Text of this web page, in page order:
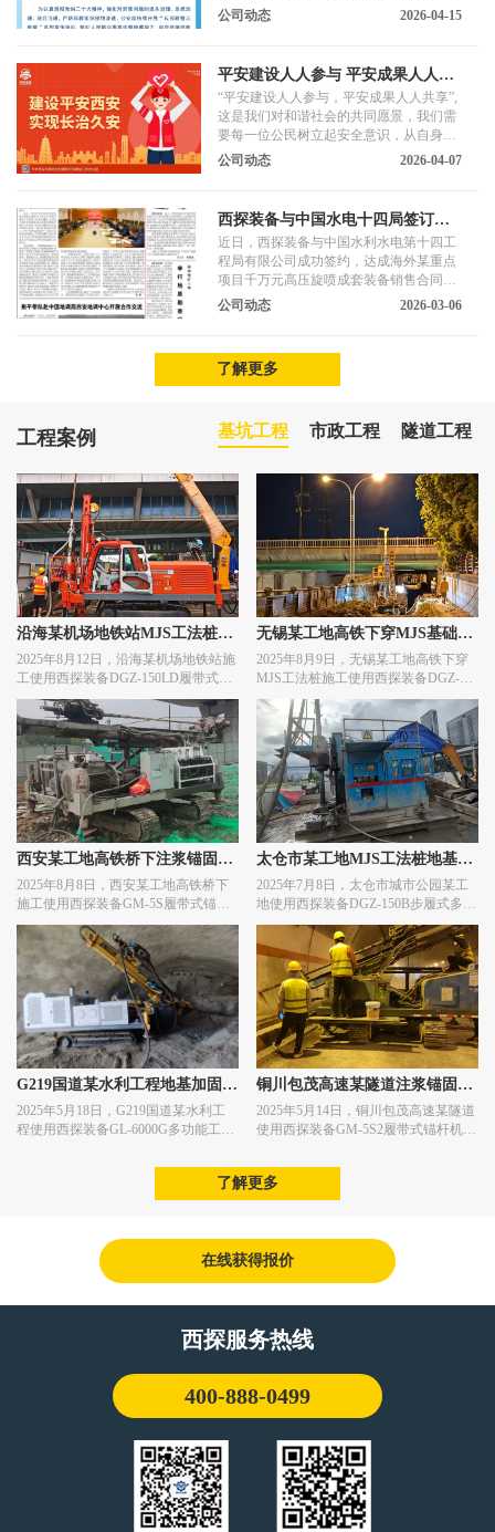
育，增强全民国家安全意识和素养，筑牢
公司动态 2026-04-15
平安建设人人参与 平安成果人人共
享
“平安建设人人参与，平安成果人人共享”,
这是我们对和谐社会的共同愿景，我们需
要每一位公民树立起安全意识，从自身做
起，从点滴做起，积极参与到平安建设中
公司动态 2026-04-07
西探装备与中国水电十四局签订千
万元海外项目设备合同
近日，西探装备与中国水利水电第十四工
程局有限公司成功签约，达成海外某重点
项目千万元高压旋喷成套装备销售合同。
合同标的物主要有GM系列履带式高塔架
化需求。西探装备为该项目基础施工提供
专业装备与技术支持。
公司动态 2026-03-06
了解更多
工程案例 基坑工程 市政工程 隧道工程
沿海某机场地铁站MJS工法桩基
础加固施工
2025年8月12日，沿海某机场地铁站施
工使用西探装备DGZ-150LD履带式多
管旋喷钻机进行MJS工法桩施工作
业。
无锡某工地高铁下穿MJS基础加
固施工
2025年8月9日，无锡某工地高铁下穿
MJS工法桩施工使用西探装备DGZ-
150L履带式多管旋喷钻机进行基础加
固施工作业。
西安某工地高铁桥下注浆锚固施
工
2025年8月8日，西安某工地高铁桥下
施工使用西探装备GM-5S履带式锚杆
钻机进行注浆锚固施工作业。
太仓市某工地MJS工法桩地基加
固施工
2025年7月8日，太仓市城市公园某工
地使用西探装备DGZ-150B步履式多管
旋喷钻机进行MJS工法桩地基加固施
工作业。
G219国道某水利工程地基加固施
工
2025年5月18日，G219国道某水利工
程使用西探装备GL-6000G多功能工程
铜川包茂高速某隧道注浆锚固施
工
2025年5月14日，铜川包茂高速某隧道
使用西探装备GM-5S2履带式锚杆机进
了解更多
在线获得报价
西探服务热线
400-888-0499